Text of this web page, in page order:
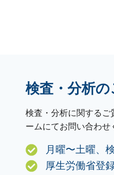
検査・分析
検査・分析に関する
ームにてお問い合わせ
月曜〜土曜、
厚生労働省登